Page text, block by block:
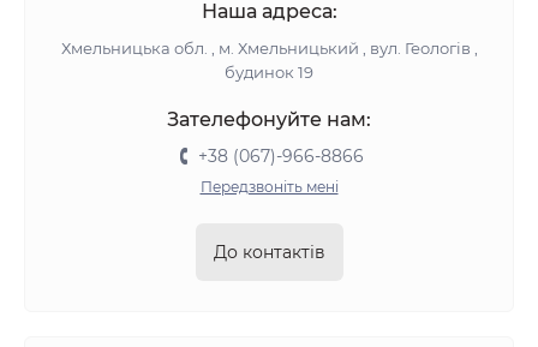
Наша адреса:
Хмельницька обл. , м. Хмельницький , вул. Геологів ,
будинок 19
Зателефонуйте нам:
+38 (067)-966-8866
Передзвоніть мені
До контактів